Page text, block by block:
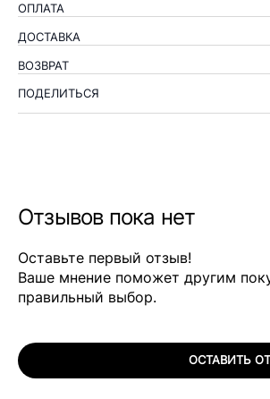
ОПЛАТА
ДОСТАВКА
ВОЗВРАТ
ПОДЕЛИТЬСЯ
Отзывов пока нет
Оставьте первый отзыв!
Ваше мнение поможет другим
правильный выбор.
ОСТАВИТЬ